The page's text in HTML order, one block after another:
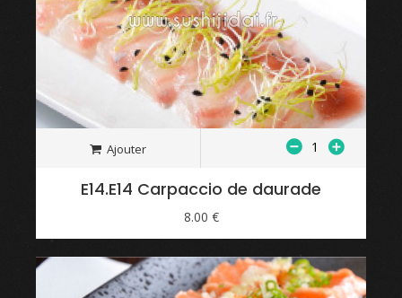
Ajouter
E14.E14 Carpaccio de daurade
8.00 €